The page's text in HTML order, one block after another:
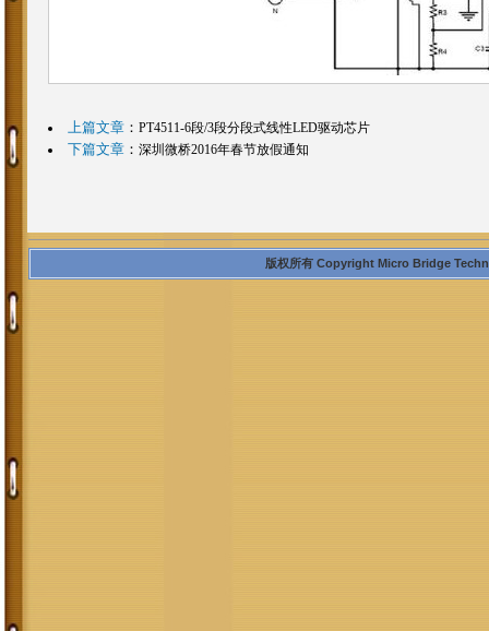
上篇文章： PT4511-6段/3段分段式线性LED驱动芯片
下篇文章： 深圳微桥2016年春节放假通知
版权所有 Copyright Micro Bridge